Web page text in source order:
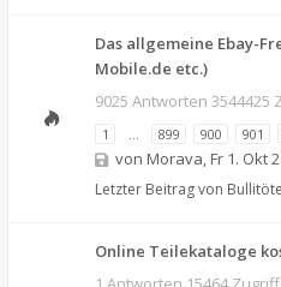
Das allgemeine Ebay-
Mobile.de etc.)
9025 Antworten 3544425
1 … 899 900 901
von Morava, Fr 1. Okt
Letzter Beitrag von
Online Teilekataloge